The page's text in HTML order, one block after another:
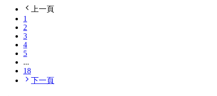
上一頁
1
2
3
4
5
...
18
下一頁